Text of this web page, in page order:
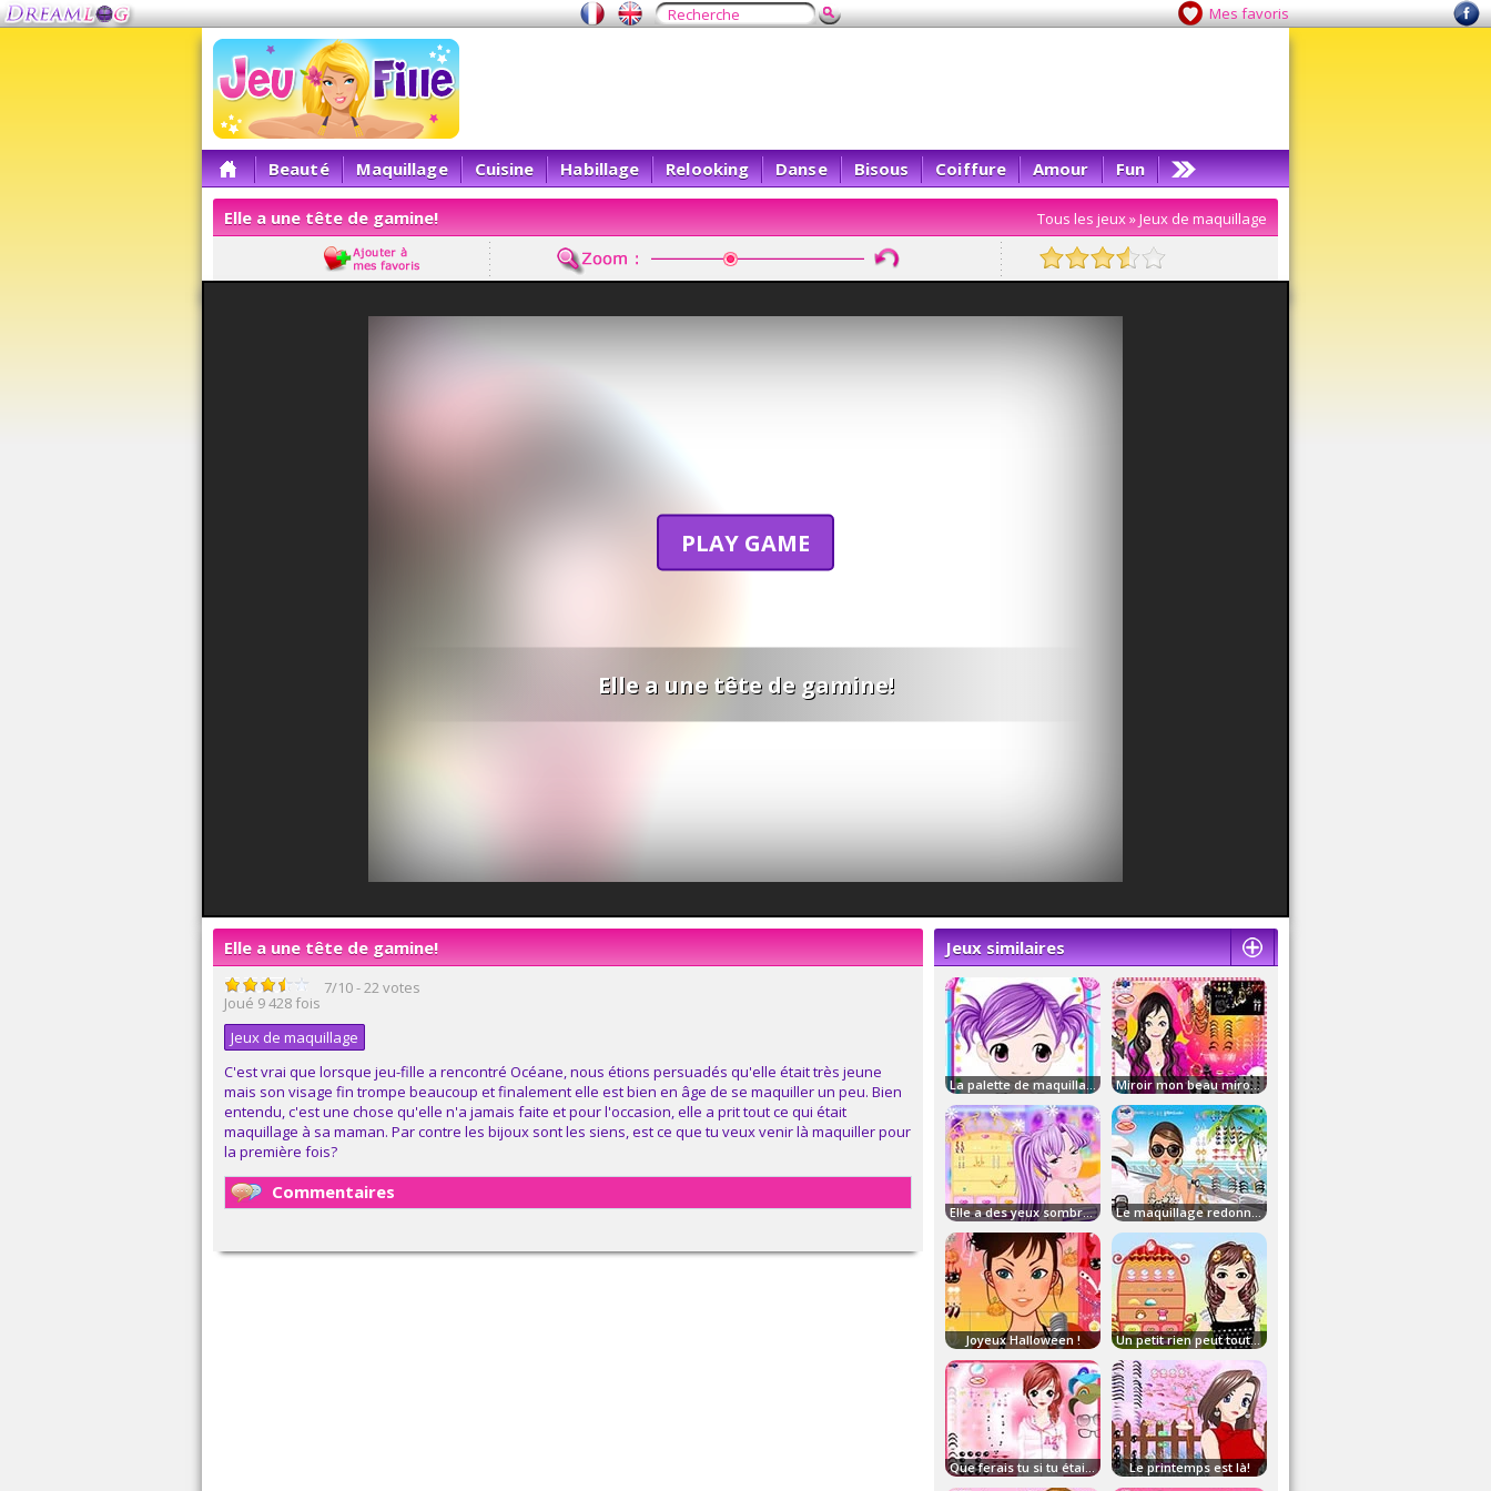
Mes favoris
Beauté Maquillage Cuisine Habillage Relooking Danse Bisous Coiffure Amour Fun
Elle a une tête de gamine! Tous les jeux»Jeux de maquillage
PLAY GAME
Elle a une tête de gamine!
Elle a une tête de gamine!
7/10-22votes
Joué 9 428 fois
Jeux de maquillage
C'est vrai que lorsque jeu-fille a rencontré Océane, nous étions persuadés qu'elle était très jeune
mais son visage fin trompe beaucoup et finalement elle est bien en âge de se maquiller un peu. Bien
entendu, c'est une chose qu'elle n'a jamais faite et pour l'occasion, elle a prit tout ce qui était
maquillage à sa maman. Par contre les bijoux sont les siens, est ce que tu veux venir là maquiller pour
la première fois?
Commentaires
Jeux similaires
La palette de maquillage ! Miroir mon beau miroir qui est la plus belle?
Elle a des yeux sombres! Le maquillage redonne un peu d'éclat!
Joyeux Halloween ! Un petit rien peut tout changer chez une jeune fil
Que ferais tu si tu étais à sa place? Le printemps est là!